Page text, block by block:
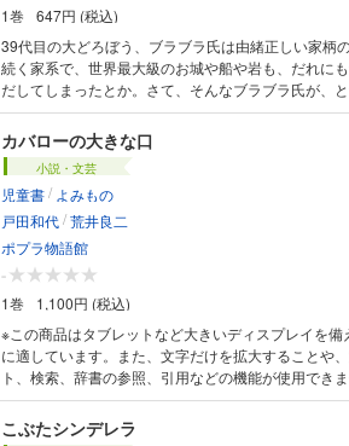
1巻
647円 (税込)
39代目の大どろぼう、ブラブラ氏は由緒正しい家柄
続く家系で、世界最大級のお城や船や岩も、だれに
だしてしまったとか。さて、そんなブラブラ氏が、
れた。秋葉の原警察のニラミ刑事は、どんな作戦で
か?ユーモアあふれるタッチで、人間の温かさをえが
児童出版文化賞大賞受賞作品
カバローの大きな口
小説・文芸
児童書/ よみもの
戸田和代/荒井良二
ポプラ物語館
-
1巻
1,100円 (税込)
※この商品はタブレットなど大きいディスプレイを備
に適しています。また、文字だけを拡大することや
ト、検索、辞書の参照、引用などの機能が使用できません。 カバ
から出てくるもので、ともだちが笑ったり泣いたり
って、人気者？ 嫌われもの？
こぶたシンデレラ